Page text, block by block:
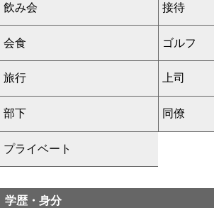
飲み会 接待
会食 ゴルフ
旅行 上司
部下 同僚
プライベート
学歴・身分